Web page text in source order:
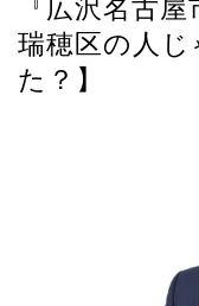
『広沢名古
瑞穂区の人じ
た？】